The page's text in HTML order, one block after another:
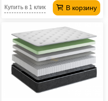
В корзину
Купить в 1 клик